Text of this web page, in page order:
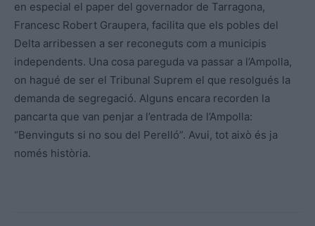
en especial el paper del governador de Tarragona,
Francesc Robert Graupera, facilita que els pobles del
Delta arribessen a ser reconeguts com a municipis
independents. Una cosa pareguda va passar a l’Ampolla,
on hagué de ser el Tribunal Suprem el que resolgués la
demanda de segregació. Alguns encara recorden la
pancarta que van penjar a l’entrada de l’Ampolla:
“Benvinguts si no sou del Perelló”. Avui, tot això és ja
només història.